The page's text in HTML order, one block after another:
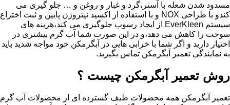
مسدود شدن شعله با آستر،گرد و غبار و روغن و … جلو گیری می
کندو با طراحی NOX و با استفاده از اکسید نیتروژن پایین و ثبت اختراع
سیستم EverKleen از ایجاد رسوب جلوگیری می کند،هزینه های
سوخت را کاهش می دهد،و در این صورت شما آب گرم بیشتری در
اختیار دارید و اگر شما با خرابی هایی در آبگرمکن خود مواجه شدید باید
به نمایندگی تعمیر آبگرمکن تماس بگیرید.
روش تعمیر آبگرمکن چیست ؟
تعمیر آبگرمکن همه محصولات طیف گسترده ای از محصولات آب گرم